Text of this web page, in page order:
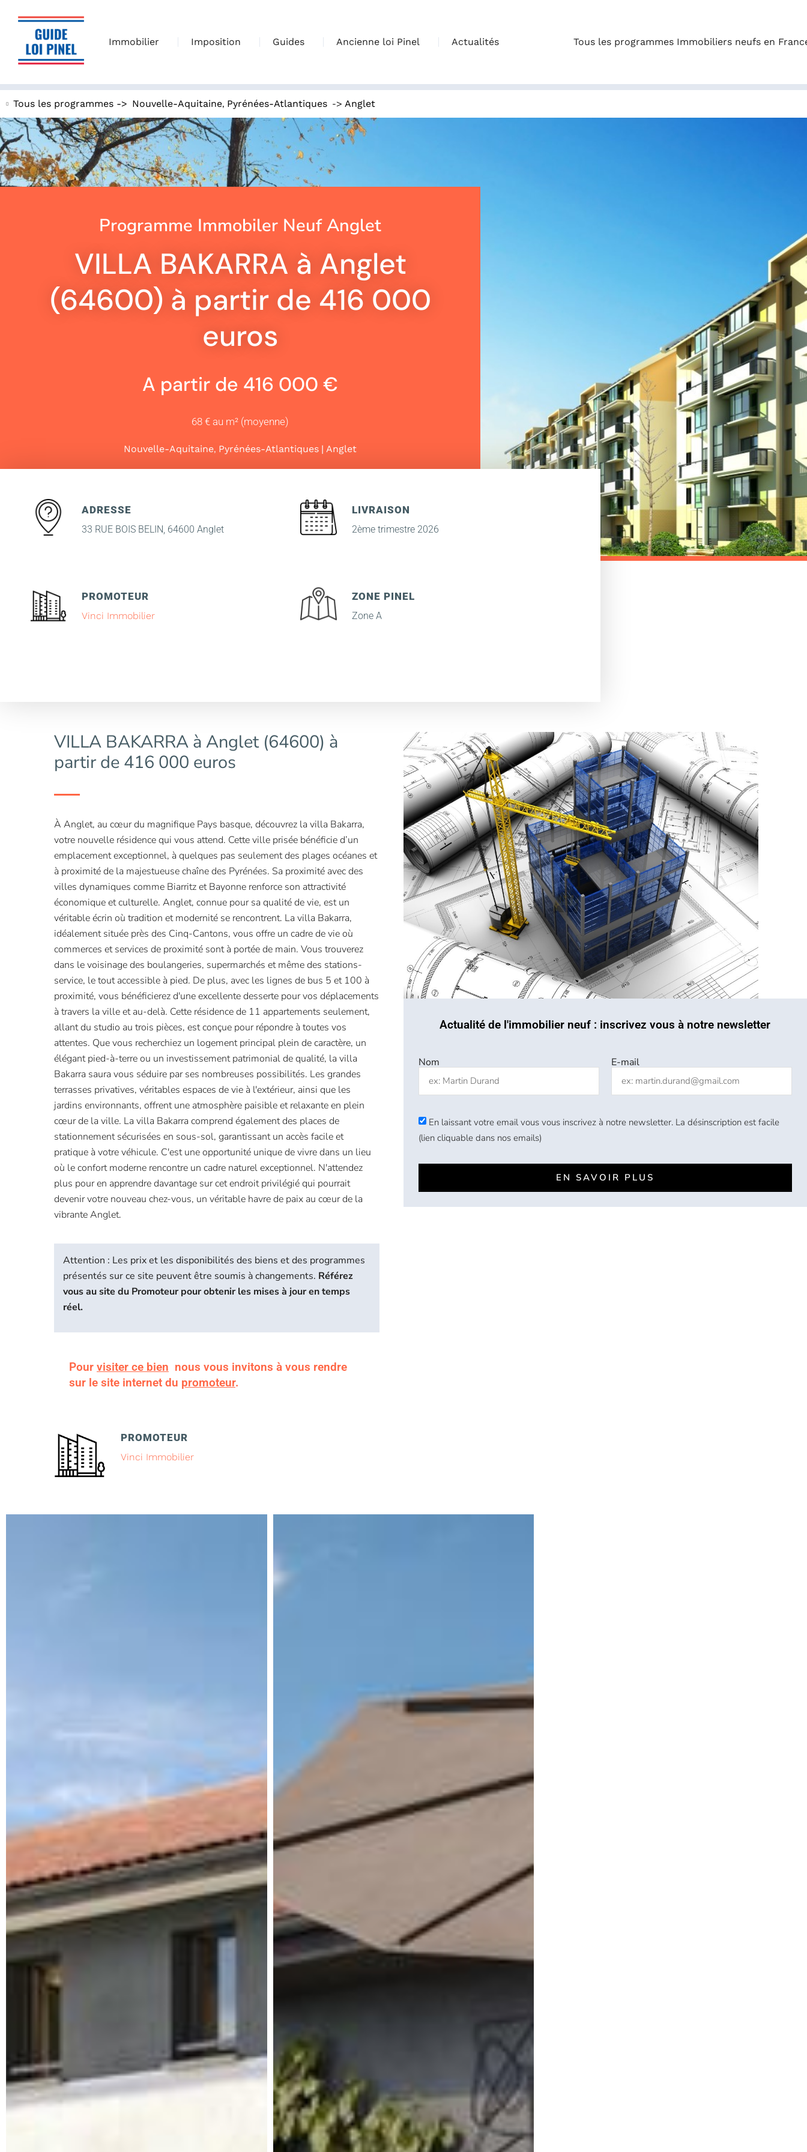
Immobilier Imposition Guides Ancienne loi Pinel Actualités Tous les programmes Immobiliers neufs en
Tous les programmes -> Nouvelle-Aquitaine, Pyrénées-Atlantiques -> Anglet
Programme Immobiler Neuf Anglet
VILLA BAKARRA à Anglet
(64600) à partir de 416 000
euros
A partir de 416 000 €
68 € au m² (moyenne)
Nouvelle-Aquitaine, Pyrénées-Atlantiques | Anglet
ADRESSE
33 RUE BOIS BELIN, 64600 Anglet
LIVRAISON
2ème trimestre 2026
PROMOTEUR
Vinci Immobilier
ZONE PINEL
Zone A
VILLA BAKARRA à Anglet (64600) à
partir de 416 000 euros
À Anglet, au cœur du magnifique Pays basque, découvrez la villa Bakarra,
votre nouvelle résidence qui vous attend. Cette ville prisée bénéficie d’un
emplacement exceptionnel, à quelques pas seulement des plages océanes et
à proximité de la majestueuse chaîne des Pyrénées. Sa proximité avec des
villes dynamiques comme Biarritz et Bayonne renforce son attractivité
économique et culturelle. Anglet, connue pour sa qualité de vie, est un
véritable écrin où tradition et modernité se rencontrent. La villa Bakarra,
idéalement située près des Cinq-Cantons, vous offre un cadre de vie où
commerces et services de proximité sont à portée de main. Vous trouverez
dans le voisinage des boulangeries, supermarchés et même des stations-
service, le tout accessible à pied. De plus, avec les lignes de bus 5 et 100 à
proximité, vous bénéficierez d'une excellente desserte pour vos déplacements
à travers la ville et au-delà. Cette résidence de 11 appartements seulement,
allant du studio au trois pièces, est conçue pour répondre à toutes vos
attentes. Que vous recherchiez un logement principal plein de caractère, un
élégant pied-à-terre ou un investissement patrimonial de qualité, la villa
Bakarra saura vous séduire par ses nombreuses possibilités. Les grandes
terrasses privatives, véritables espaces de vie à l'extérieur, ainsi que les
jardins environnants, offrent une atmosphère paisible et relaxante en plein
cœur de la ville. La villa Bakarra comprend également des places de
stationnement sécurisées en sous-sol, garantissant un accès facile et
pratique à votre véhicule. C'est une opportunité unique de vivre dans un lieu
où le confort moderne rencontre un cadre naturel exceptionnel. N'attendez
plus pour en apprendre davantage sur cet endroit privilégié qui pourrait
devenir votre nouveau chez-vous, un véritable havre de paix au cœur de la
vibrante Anglet.
Attention : Les prix et les disponibilités des biens et des programmes
présentés sur ce site peuvent être soumis à changements. Référez
vous au site du Promoteur pour obtenir les mises à jour en temps
réel.
Pour visiter ce bien nous vous invitons à vous rendre
sur le site internet du promoteur.
PROMOTEUR
Vinci Immobilier
Actualité de l'immobilier neuf : inscrivez vous à notre newsletter
Nom E-mail
En laissant votre email vous vous inscrivez à notre newsletter. La désinscription est facile
(lien cliquable dans nos emails)
EN SAVOIR PLUS